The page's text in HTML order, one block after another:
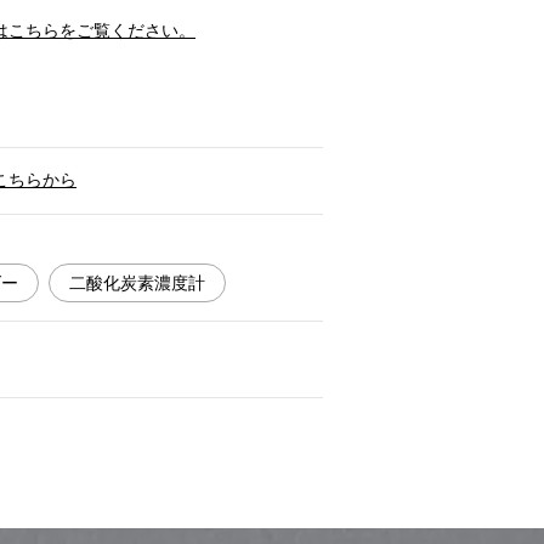
こちらをご覧ください。
ちらから
二酸化炭素濃度計